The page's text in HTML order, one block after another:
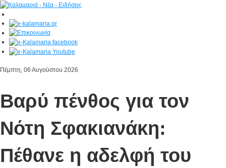
Πέμπτη, 06 Αυγούστου 2026
Βαρύ πένθος για τον
Νότη Σφακιανάκη:
Πέθανε η αδελφή του